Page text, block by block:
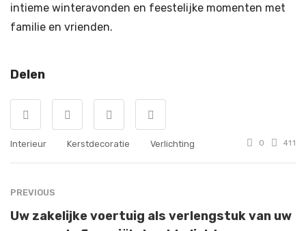
intieme winteravonden en feestelijke momenten met
familie en vrienden.
Delen
Interieur Kerstdecoratie Verlichting 0 411
PREVIOUS
Uw zakelijke voertuig als verlengstuk van uw